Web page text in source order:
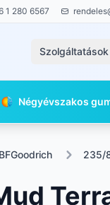
1 280 6567
Szolgáltatások
Négyévszakos
BFGoodrich 235/